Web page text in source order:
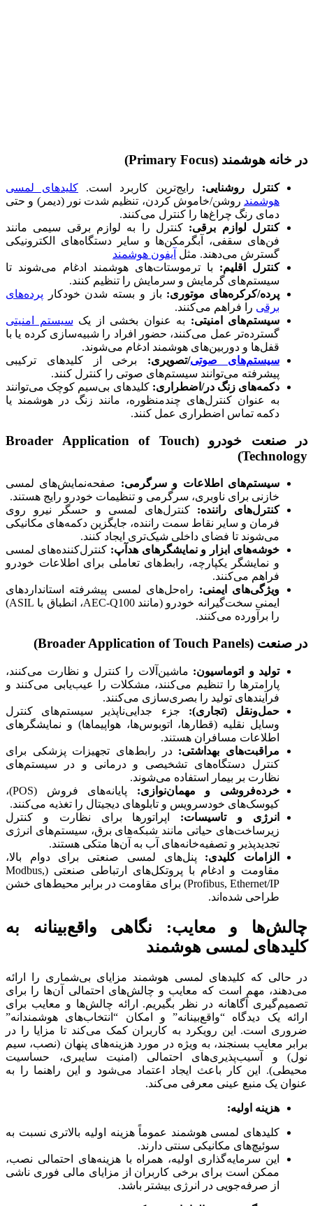
در خانه هوشمند (Primary Focus)
کنترل روشنایی: رایج‌ترین کاربرد است. کلیدهای لمسی
هوشمند روشن/خاموش کردن، تنظیم شدت نور (دیمر) و حتی
دمای رنگ چراغ‌ها را کنترل می‌کنند.
کنترل لوازم برقی: کنترل را به لوازم برقی سیمی مانند
فن‌های سقفی، آبگرمکن‌ها و سایر دستگاه‌های الکترونیکی
گسترش می‌دهند. مثل آیفون هوشمند
کنترل اقلیم: با ترموستات‌های هوشمند ادغام می‌شوند تا
سیستم‌های گرمایش و سرمایش را تنظیم کنند.
پرده/کرکره‌های موتوری: باز و بسته شدن خودکار پرده‌های
برقی را فراهم می‌کنند.
سیستم‌های امنیتی: به عنوان بخشی از یک سیستم امنیتی
گسترده‌تر عمل می‌کنند، حضور افراد را شبیه‌سازی کرده یا با
قفل‌ها و دوربین‌های هوشمند ادغام می‌شوند.
سیستم‌های صوتی/تصویری: برخی از کلیدهای ترکیبی
پیشرفته می‌توانند سیستم‌های صوتی را کنترل کنند.
دکمه‌های زنگ در/اضطراری: کلیدهای بی‌سیم کوچک می‌توانند
به عنوان کنترل‌های چندمنظوره، مانند زنگ در هوشمند یا
دکمه تماس اضطراری عمل کنند.
در صنعت خودرو (Broader Application of Touch
Technology)
سیستم‌های اطلاعات و سرگرمی: صفحه‌نمایش‌های لمسی
خازنی برای ناوبری، سرگرمی و تنظیمات خودرو رایج هستند.
کنترل‌های راننده: کنترل‌های لمسی و حسگر نیرو روی
فرمان و سایر نقاط سمت راننده، جایگزین دکمه‌های مکانیکی
می‌شوند تا فضای داخلی شیک‌تری ایجاد کنند.
خوشه‌های ابزار و نمایشگرهای هدآپ: کنترل‌کننده‌های لمسی
و نمایشگر یکپارچه، رابط‌های تعاملی برای اطلاعات خودرو
فراهم می‌کنند.
ویژگی‌های ایمنی: راه‌حل‌های لمسی پیشرفته استانداردهای
ایمنی سخت‌گیرانه خودرو (مانند AEC-Q100، انطباق با ASIL)
را برآورده می‌کنند.
در صنعت (Broader Application of Touch Panels)
تولید و اتوماسیون: ماشین‌آلات را کنترل و نظارت می‌کنند،
پارامترها را تنظیم می‌کنند، مشکلات را عیب‌یابی می‌کنند و
فرآیندهای تولید را بصری‌سازی می‌کنند.
حمل‌ونقل (تجاری): جزء جدایی‌ناپذیر سیستم‌های کنترل
وسایل نقلیه (قطارها، اتوبوس‌ها، هواپیماها) و نمایشگرهای
اطلاعات مسافران هستند.
مراقبت‌های بهداشتی: در رابط‌های تجهیزات پزشکی برای
کنترل دستگاه‌های تشخیصی و درمانی و در سیستم‌های
نظارت بر بیمار استفاده می‌شوند.
خرده‌فروشی و مهمان‌نوازی:
پایانه‌های فروش (POS)،
کیوسک‌های خودسرویس و تابلوهای دیجیتال را تغذیه می‌کنند.
انرژی و تاسیسات: اپراتورها برای نظارت و کنترل
زیرساخت‌های حیاتی مانند شبکه‌های برق، سیستم‌های انرژی
تجدیدپذیر و تصفیه‌خانه‌های آب به آن‌ها متکی هستند.
الزامات کلیدی: پنل‌های لمسی صنعتی برای دوام بالا،
مقاومت و ادغام با پروتکل‌های ارتباطی صنعتی (Modbus,
Profibus, Ethernet/IP) برای مقاومت در برابر محیط‌های خشن
طراحی شده‌اند.
چالش‌ها و معایب: نگاهی واقع‌بینانه به
کلیدهای لمسی هوشمند
در حالی که کلیدهای لمسی هوشمند مزایای بی‌شماری را ارائه
می‌دهند، مهم است که معایب و چالش‌های احتمالی آن‌ها را برای
تصمیم‌گیری آگاهانه در نظر بگیریم. ارائه چالش‌ها و معایب برای
ارائه یک دیدگاه “واقع‌بینانه” و امکان “انتخاب‌های هوشمندانه”
ضروری است. این رویکرد به کاربران کمک می‌کند تا مزایا را در
برابر معایب بسنجند، به ویژه در مورد هزینه‌های پنهان (نصب، سیم
نول) و آسیب‌پذیری‌های احتمالی (امنیت سایبری، حساسیت
محیطی). این کار باعث ایجاد اعتماد می‌شود و این راهنما را به
عنوان یک منبع عینی معرفی می‌کند.
هزینه اولیه:
کلیدهای لمسی هوشمند عموماً هزینه اولیه بالاتری نسبت به
سوئیچ‌های مکانیکی سنتی دارند.
این سرمایه‌گذاری اولیه، همراه با هزینه‌های احتمالی نصب،
ممکن است برای برخی کاربران از مزایای مالی فوری ناشی
از صرفه‌جویی در انرژی بیشتر باشد.